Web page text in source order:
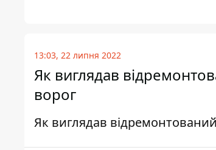
13:03, 22 липня 2022
Як виглядав
ворог
Як виглядав